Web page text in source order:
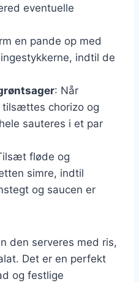
eventuelle
en pande op med
indtil de
: Når
tilsættes chorizo og
sauteres i et par
fløde og
simre, indtil
og saucen er
den serveres med ris,
Det er en perfekt
og festlige